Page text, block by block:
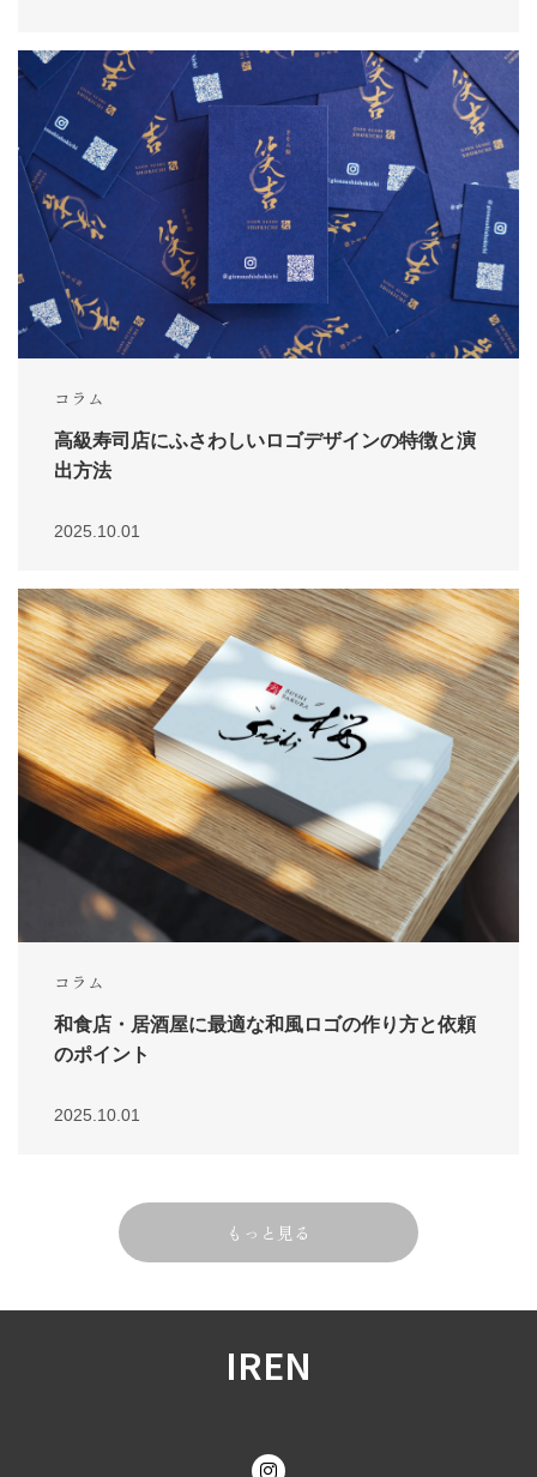
コラム
高級寿司店にふさわしいロゴデザインの特徴と演
出方法
2025.10.01
コラム
和食店・居酒屋に最適な和風ロゴの作り方と依頼
のポイント
2025.10.01
もっと見る
IREN